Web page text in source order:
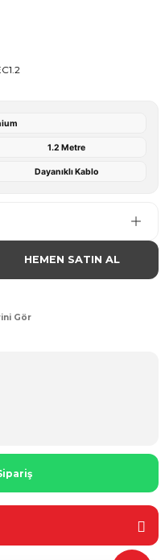
1.2 Metre
Dayanıklı Kablo
HEMEN SATIN AL
Gör